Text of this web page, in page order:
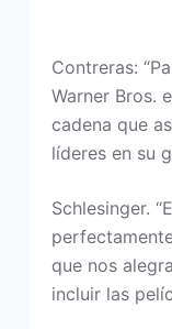
Contreras:
Warner Bros.
cadena que
líderes en su
Schlesinger.
que nos
incluir las